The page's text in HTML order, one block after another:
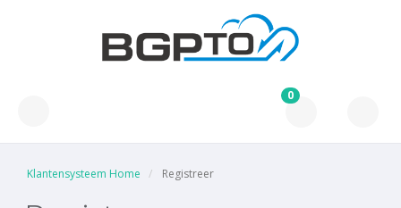
0
Klantensysteem Home Registreer